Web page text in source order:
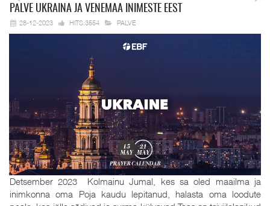
PALVE UKRAINA JA VENEMAA INIMESTE EEST
28-12-2023 HITS:3554 PALVE
Detsember 2023 Kolmainu Jumal, kes sa oled maailma ja
inimkonna oma Poja kaudu lepitanud, halasta oma loodute